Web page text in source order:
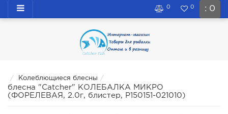
: 0
0 0
Колеблющиеся блесны
блесна "Catcher" КОЛЕБАЛКА МИКРО
(ФОРЕЛЕВАЯ, 2.0г, блистер, P150151-021010)